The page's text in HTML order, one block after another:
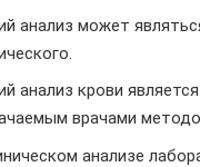
анализ может
анализ крови
врачами
анализе